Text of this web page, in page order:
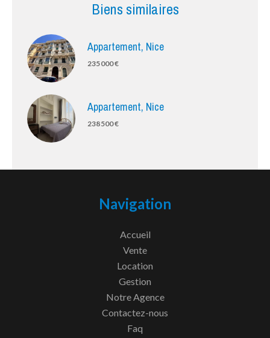
Biens similaires
Appartement, Nice
235 000 €
Appartement, Nice
238 500 €
Navigation
Accueil
Vente
Location
Gestion
Notre Agence
Contactez-nous
Faq